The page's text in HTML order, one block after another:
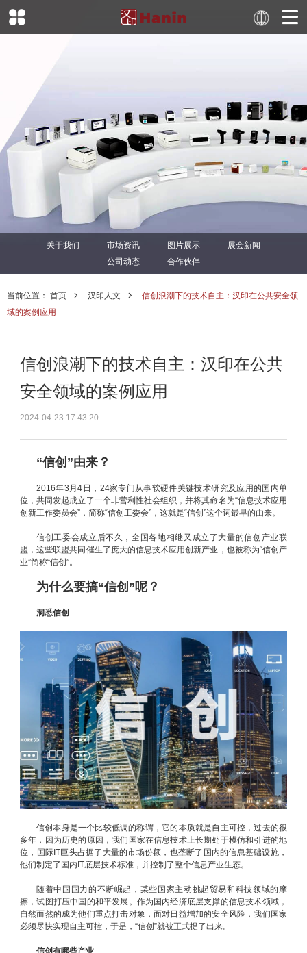
关于我们 市场资讯 图片展示
展会新闻
公司动态
合作伙伴
当前位置： 首页 汉印人文
信创浪潮下的技术自主：汉印在公共安全领
域的案例应用
信创浪潮下的技术自主：汉印在公共
安全领域的案例应用
2024-04-23 17:43:20
“信创”由来？
2016年3月4日，24家专门从事软硬件关键技术研究及应用的国内单
位，共同发起成立了一个非营利性社会组织，并将其命名为“信息技术应用
创新工作委员会”，简称“信创工委会”，这就是“信创”这个词最早的由来。
信创工委会成立后不久，全国各地相继又成立了大量的信创产业联
盟，这些联盟共同催生了庞大的信息技术应用创新产业，也被称为“信创产
业”简称“信创”。
为什么要搞“信创”呢？
洞悉信创
信创本身是一个比较低调的称谓，它的本质就是自主可控，过去的很
多年，因为历史的原因，我们国家在信息技术上长期处于模仿和引进的地
位，国际IT巨头占据了大量的市场份额，也垄断了国内的信息基础设施，
他们制定了国内IT底层技术标准，并控制了整个信息产业生态。
随着中国国力的不断崛起，某些国家主动挑起贸易和科技领域的摩
擦，试图打压中国的和平发展。作为国内经济底层支撑的信息技术领域，
自然而然的成为他们重点打击对象，面对日益增加的安全风险，我们国家
必须尽快实现自主可控，于是，“信创”就被正式提了出来。
信创有哪些产业